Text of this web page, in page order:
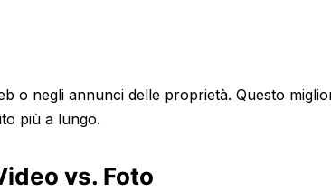
o negli annunci delle proprietà. Questo
più a lungo.
vs. Foto